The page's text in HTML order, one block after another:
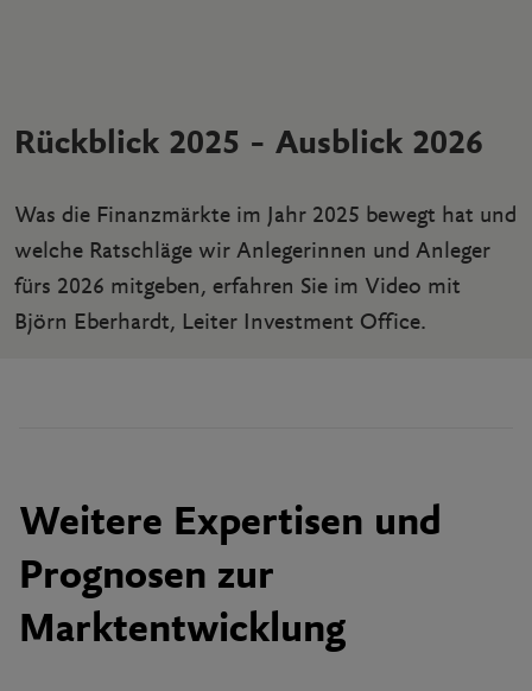
Rückblick 2025 – Ausblick 2026
Was die Finanzmärkte im Jahr 2025 bewegt hat und
welche Ratschläge wir Anlegerinnen und Anleger
fürs 2026 mitgeben, erfahren Sie im Video mit
Björn Eberhardt, Leiter Investment Office.
Weitere Expertisen und
Prognosen zur
Marktentwicklung